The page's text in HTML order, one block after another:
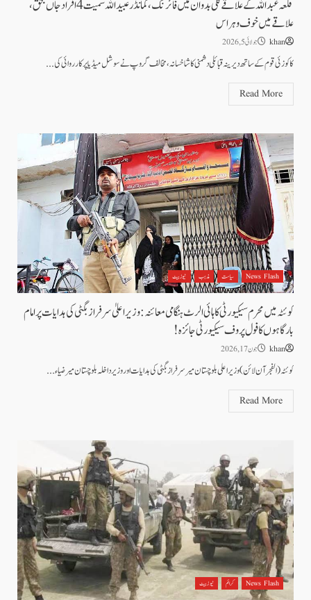
قلعہ عبداللہ کے علاقے کلی بدوان میں فائرنگ، کمانڈر عبیداللہ سمیت4 افراد جاں بحق،
علاقے میں خوف و ہراس
khan جولائی 5, 2026
کاکوزئی قوم کے ساتھ دیرینہ قبائلی دشمنی کا شاخسانہ، مخالف گروپ نے سوشل میڈیا پر کارروائی کی...
Read More
News Flash سیاست مذہب نیوز بیٹ
کوئٹہ میں محرم سیکیورٹی کا ہائی الرٹ ہنگامی معائنہ: وزیراعلیٰ سرفراز بگٹی کی ہدایات پر امام
بارگاہوں کا فول پروف سیکیورٹی جائزہ!
khan جون 17, 2026
کوئٹہ( الفجرآن لائن) وزیر اعلی بلوچستان میر سرفراز بگٹی کی ہدایات اور وزیر داخلہ بلوچستان میر ضیاء...
Read More
News Flash کرائم نیوز بیٹ